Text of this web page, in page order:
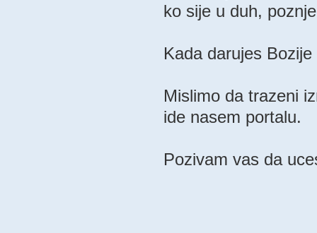
ko sije u duh,
Kada darujes
Mislimo da trazeni
ide nasem portalu.
Pozivam vas da